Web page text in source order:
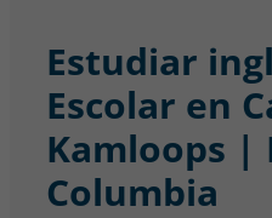
Estudiar
Escolar en
Kamloops |
Columbia